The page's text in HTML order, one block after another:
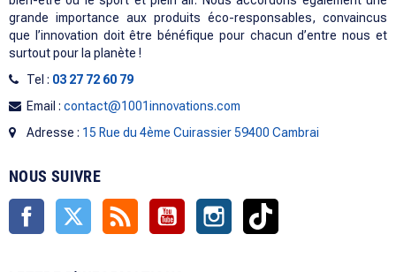
grande importance aux produits éco-responsables, convaincus
que l’innovation doit être bénéfique pour chacun d’entre nous et
surtout pour la planète !
Tel : 03 27 72 60 79
Email : contact@1001innovations.com
Adresse : 15 Rue du 4ème Cuirassier 59400 Cambrai
NOUS SUIVRE
Facebook Twitter Rss YouTube Instagram